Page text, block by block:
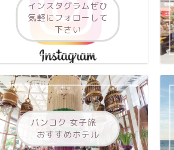
インスタグラムぜひ
気軽にフォローして
下さい
バンコク 女子旅
おすすめホテル